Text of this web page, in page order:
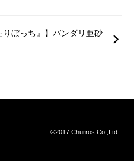
りぼっち』】バンダリ亜砂
©2017 Churros Co.,Ltd.